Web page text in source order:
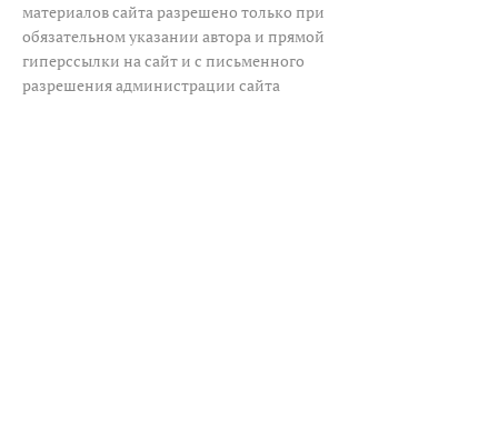
материалов сайта разрешено только при
обязательном указании автора и прямой
гиперссылки на сайт и с письменного
разрешения администрации сайта